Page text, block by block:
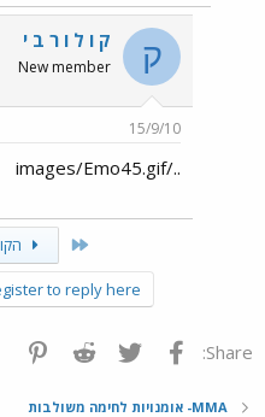
ק ק ו ל ו ר ב י
New member
15/9/10
../images/Emo45.gif
First
to reply here.
Share: פייסבוק Twitter
Reddit
MMA- אומנויות לחימה משולבות